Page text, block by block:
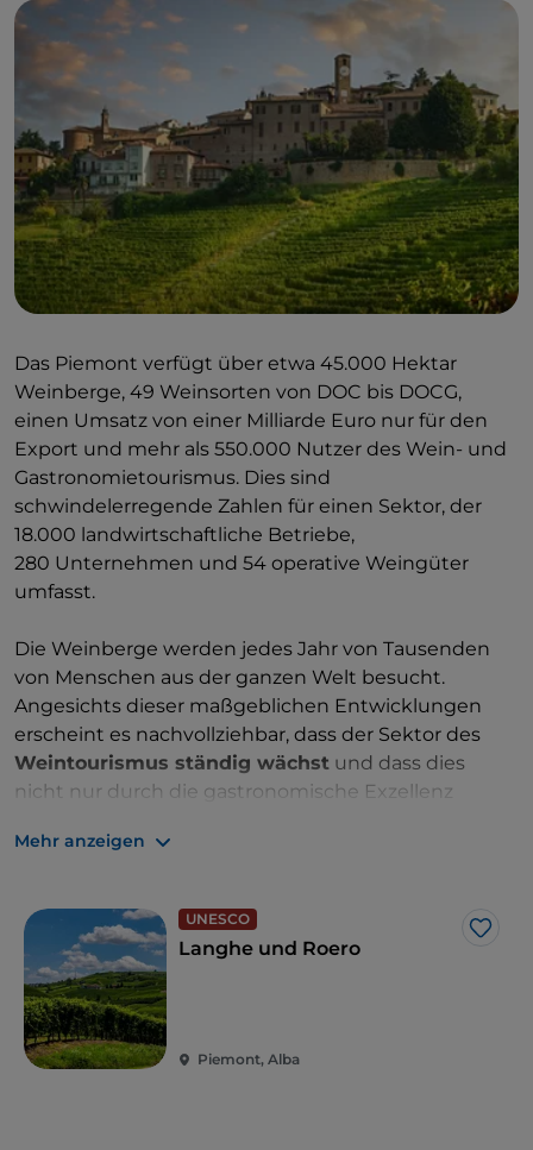
Das Piemont verfügt über etwa 45.000 Hektar
Weinberge, 49 Weinsorten von DOC bis DOCG,
einen Umsatz von einer Milliarde Euro nur für den
Export und mehr als 550.000 Nutzer des Wein- und
Gastronomietourismus. Dies sind
schwindelerregende Zahlen für einen Sektor, der
18.000 landwirtschaftliche Betriebe,
280 Unternehmen und 54 operative Weingüter
umfasst.
Die Weinberge werden jedes Jahr von Tausenden
von Menschen aus der ganzen Welt besucht.
Angesichts dieser maßgeblichen Entwicklungen
erscheint es nachvollziehbar, dass der Sektor des
Weintourismus ständig wächst und dass dies
nicht nur durch die gastronomische Exzellenz
hin zur erlesensten Küche, sondern auch durch
Weinmit der Sphäre des
Verbindung gebracht wird
So entstehen einzigartige Kombinationen, um die
Aktivität der Weinkellereien mit Erfahrungen unter
freiem Himmel zu verbinden, echte
oderWeinrelais , Einrichtungen mit
Mehr anzeigen
UNESCO
Like
Langhe und Roero
Piemont, Alba